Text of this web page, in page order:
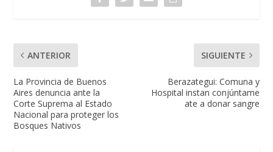
ANTERIOR
La Provincia de Buenos
Aires denuncia ante la
Corte Suprema al Estado
Nacional para proteger los
Bosques Nativos
SIGUIENTE
Berazategui: Comuna y
Hospital instan conjúntame
ate a donar sangre